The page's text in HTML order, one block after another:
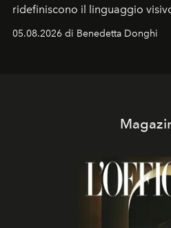
ridefiniscono il linguaggio
protagonisti del cinema, volti
contemporanea e storytelling
05.08.2026 di Benedetta Donghi